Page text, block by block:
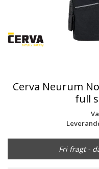
Cerva Neurum
full
Fri fragt -